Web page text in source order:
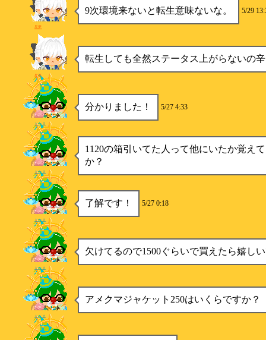
9次環境来ないと転生意味ないな。 5/29
星夢
転生しても全然ステータス上がらないの
星夢
分かりました！ 5/27 4:33
とーま
1120の箱引いてた人って他にいたか覚え
か？
とーま
了解です！ 5/27 0:18
とーま
欠けてるので1500ぐらいで買えたら嬉し
とーま
アメクマジャケット250はいくらですか？
とーま